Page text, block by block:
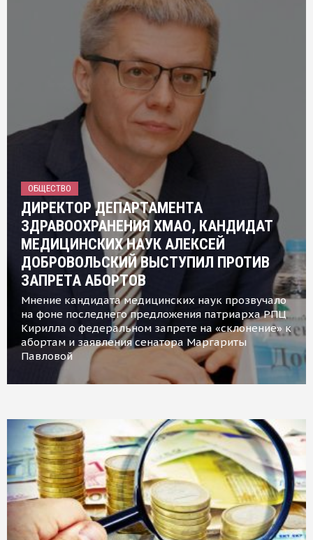
ОБЩЕСТВО
ДИРЕКТОР ДЕПАРТАМЕНТА
ЗДРАВООХРАНЕНИЯ ХМАО, КАНДИДАТ
МЕДИЦИНСКИХ НАУК АЛЕКСЕЙ
ДОБРОВОЛЬСКИЙ ВЫСТУПИЛ ПРОТИВ
ЗАПРЕТА АБОРТОВ
Мнение кандидата медицинских наук прозвучало
на фоне последнего предложения патриарха РПЦ
Кирилла о федеральном запрете на «склонение» к
абортам и заявления сенатора Маргариты
Павловой